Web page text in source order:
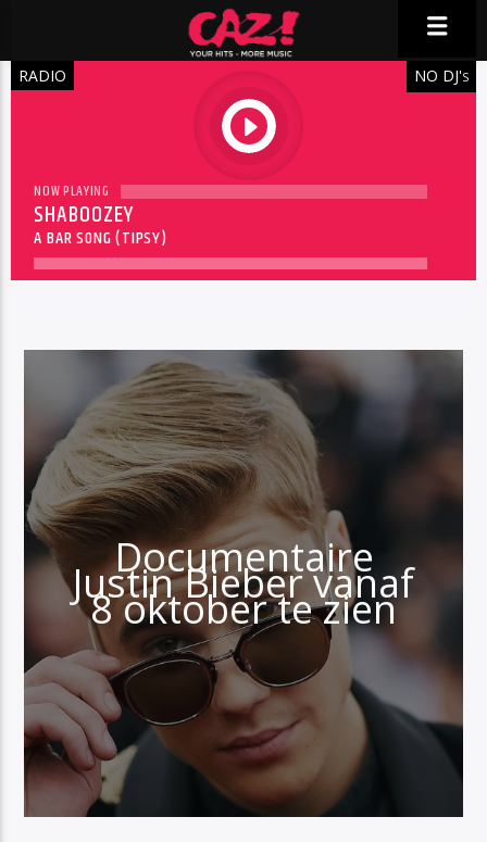
RADIO
play
NO DJ'S
NOW PLAYING
SHABOOZEY
A BAR SONG (TIPSY)
Documentaire
Justin Bieber vanaf
8 oktober te zien